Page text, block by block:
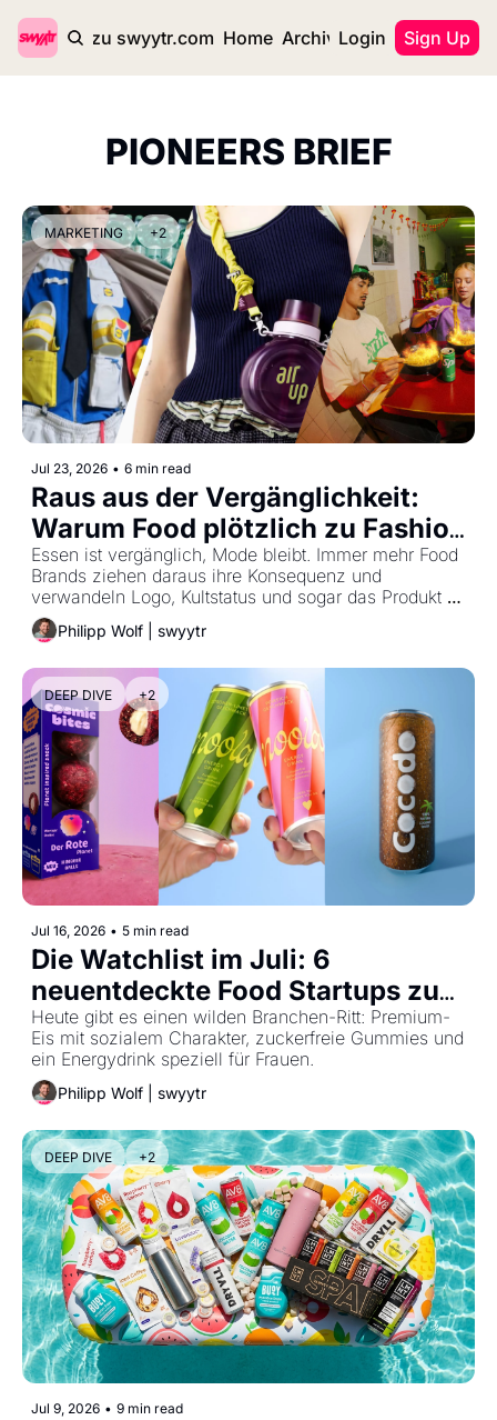
zurück zu swyytr.com Home Archive Tags
Login Sign Up
PIONEERS BRIEF
MARKETING +2
Jul 23, 2026 • 6 min read
Raus aus der Vergänglichkeit:
Warum Food plötzlich zu Fashion
wird
Essen ist vergänglich, Mode bleibt. Immer mehr Food
Brands ziehen daraus ihre Konsequenz und
verwandeln Logo, Kultstatus und sogar das Produkt
selbst in tragbaren Lifestyle.
Philipp Wolf | swyytr
DEEP DIVE +2
Jul 16, 2026 • 5 min read
Die Watchlist im Juli: 6
neuentdeckte Food Startups zum
genießen
Heute gibt es einen wilden Branchen-Ritt: Premium-
Eis mit sozialem Charakter, zuckerfreie Gummies und
ein Energydrink speziell für Frauen.
Philipp Wolf | swyytr
DEEP DIVE +2
Jul 9, 2026 • 9 min read